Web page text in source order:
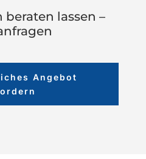
lassen –
Angebot